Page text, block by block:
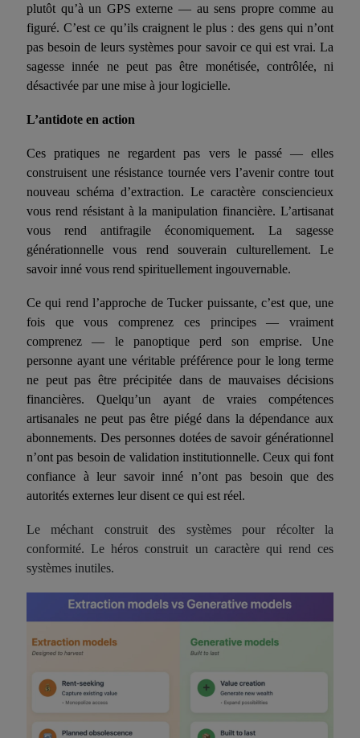
plutôt qu’à un GPS externe — au sens propre comme au
figuré. C’est ce qu’ils craignent le plus : des gens qui n’ont
pas besoin de leurs systèmes pour savoir ce qui est vrai. La
sagesse innée ne peut pas être monétisée, contrôlée, ni
désactivée par une mise à jour logicielle.
L’antidote en action
Ces pratiques ne regardent pas vers le passé — elles
construisent une résistance tournée vers l’avenir contre tout
nouveau schéma d’extraction. Le caractère consciencieux
vous rend résistant à la manipulation financière. L’artisanat
vous rend antifragile économiquement. La sagesse
générationnelle vous rend souverain culturellement. Le
savoir inné vous rend spirituellement ingouvernable.
Ce qui rend l’approche de Tucker puissante, c’est que, une
fois que vous comprenez ces principes — vraiment
comprenez — le panoptique perd son emprise. Une
personne ayant une véritable préférence pour le long terme
ne peut pas être précipitée dans de mauvaises décisions
financières. Quelqu’un ayant de vraies compétences
artisanales ne peut pas être piégé dans la dépendance aux
abonnements. Des personnes dotées de savoir générationnel
n’ont pas besoin de validation institutionnelle. Ceux qui font
confiance à leur savoir inné n’ont pas besoin que des
autorités externes leur disent ce qui est réel.
Le méchant construit des systèmes pour récolter la
conformité. Le héros construit un caractère qui rend ces
systèmes inutiles.